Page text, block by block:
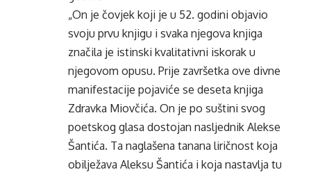
„On je čovjek koji je u 52. godini objavio
svoju prvu knjigu i svaka njegova knjiga
značila je istinski kvalitativni iskorak u
njegovom opusu. Prije završetka ove divne
manifestacije pojaviće se deseta knjiga
Zdravka Miovčića. On je po suštini svog
poetskog glasa dostojan nasljednik Alekse
Šantića. Ta naglašena tanana liričnost koja
obilježava Aleksu Šantića i koja nastavlja tu